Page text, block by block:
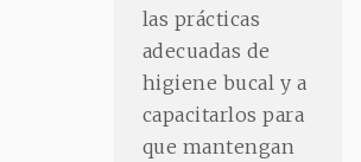
las prácticas
adecuadas de
higiene bucal y a
capacitarlos para
que mantengan